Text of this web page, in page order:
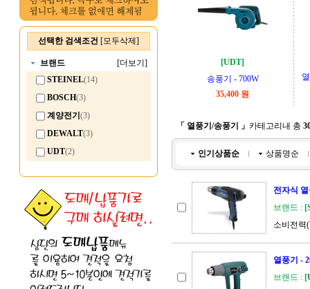
선택한 검색조건 [모두삭제]
브랜드
[더보기]
STEINEL(14)
BOSCH(3)
계양전기 (3)
DEWALT(3)
UDT(2)
[UDT]
송풍기 - 700W
35,400 원
「 열풍기/송풍기 」 카테고리내 총
인기상품순 상품명순
전자식
브랜드 :
소비전력
열풍기 -
브랜드 :